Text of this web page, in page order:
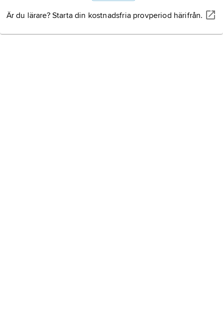
Är du lärare? Starta din kostnadsfria provperiod härifrån.